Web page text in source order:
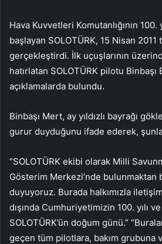
Hava Kuvvetleri Komutanlığının
başlayan SOLOTÜRK, 15 Nisan
gerçekleştirdi. İlk uçuşlarının
hatırlatan SOLOTÜRK pilotu Binbaşı
açıklamalarda bulundu.
Binbaşı Mert, ay yıldızlı bayrağı
gurur duyduğunu ifade ederek,
“SOLOTÜRK ekibi olarak Milli
Gösterim Merkezi’nde bulunmaktan
duyuyoruz. Burada halkımızla
dışında Cumhuriyetimizin 100. yılı
SOLOTÜRK’ün doğum günü.”
geçen tüm pilotlara, bakım grubuna